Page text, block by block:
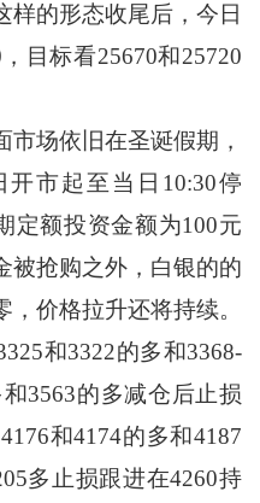
样的形态收尾后，今日
目标看25670和25720
场依旧在圣诞假期，
市起至当日10:30停
定额投资金额为100元
被抢购之外，白银的的
价格拉升还将持续。
和3322的多和3368-
3563的多减仓后止损
和4174的多和4187
多止损跟进在4260持